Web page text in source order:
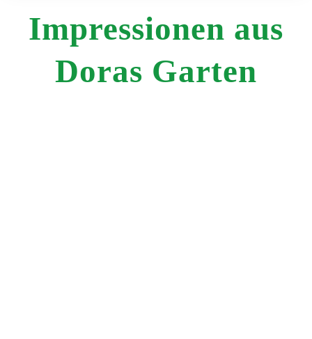
Impressionen aus
Doras Garten